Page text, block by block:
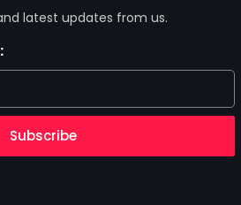
latest updates from us.
Subscribe